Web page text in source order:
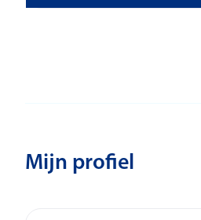
Mijn profiel